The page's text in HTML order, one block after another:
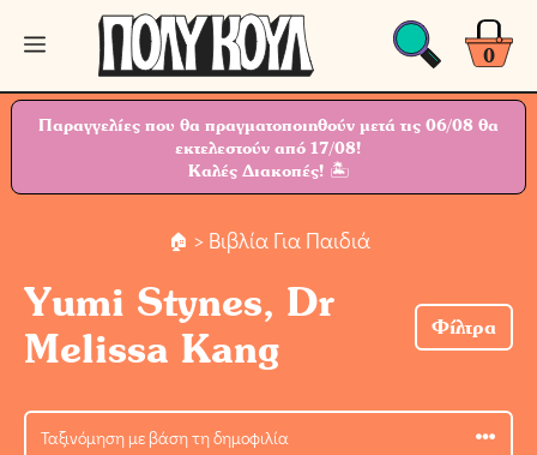
Μετάβαση
περιεχόμενο
0
Μενού
Παραγγελίες που θα πραγματοποιηθούν μετά τις 06/08 θα
εκτελεστούν από 17/08!
Καλές Διακοπές! 🏝
> Βιβλία Για Παιδιά
Yumi Stynes, Dr
Melissa Kang
Φίλτρα